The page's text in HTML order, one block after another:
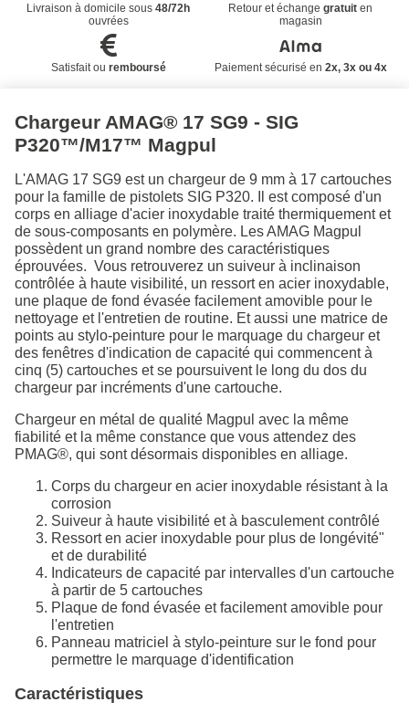
Livraison à domicile sous48/72h
ouvrées
Retour et échangegratuit en
magasin
Satisfait ou remboursé Paiement sécurisé en 2x, 3x ou 4x
Chargeur AMAG® 17 SG9 - SIG
P320™/M17™ Magpul
L'AMAG 17 SG9 est un chargeur de 9 mm à 17 cartouches
pour la famille de pistolets SIG P320. Il est composé d'un
corps en alliage d'acier inoxydable traité thermiquement et
de sous-composants en polymère. Les AMAG Magpul
possèdent un grand nombre des caractéristiques
éprouvées. Vous retrouverez un suiveur à inclinaison
contrôlée à haute visibilité, un ressort en acier inoxydable,
une plaque de fond évasée facilement amovible pour le
nettoyage et l'entretien de routine. Et aussi une matrice de
points au stylo-peinture pour le marquage du chargeur et
des fenêtres d'indication de capacité qui commencent à
cinq (5) cartouches et se poursuivent le long du dos du
chargeur par incréments d'une cartouche.
Chargeur en métal de qualité Magpul avec la même
fiabilité et la même constance que vous attendez des
PMAG®, qui sont désormais disponibles en alliage.
Corps du chargeur en acier inoxydable résistant à la
corrosion
Suiveur à haute visibilité et à basculement contrôlé
Ressort en acier inoxydable pour plus de longévité"
et de durabilité
Indicateurs de capacité par intervalles d'un cartouche
à partir de 5 cartouches
Plaque de fond évasée et facilement amovible pour
l'entretien
Panneau matriciel à stylo-peinture sur le fond pour
permettre le marquage d'identification
Caractéristiques